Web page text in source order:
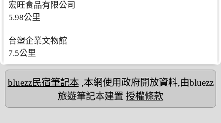
宏旺食品有限公司
5.98公里
台塑企業文物館
7.5公里
bluezz民宿筆記本,本網使用政府開放資料,由bluezz
旅遊筆記本建置 授權條款